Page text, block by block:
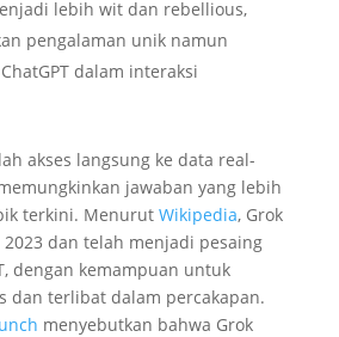
lebih wit dan rebellious,
pengalaman unik namun
dalam interaksi
akses langsung ke data real-
jawaban yang lebih
terkini. Menurut Wikipedia, Grok
dan telah menjadi pesaing
dengan kemampuan untuk
dan terlibat dalam percakapan.
menyebutkan bahwa Grok